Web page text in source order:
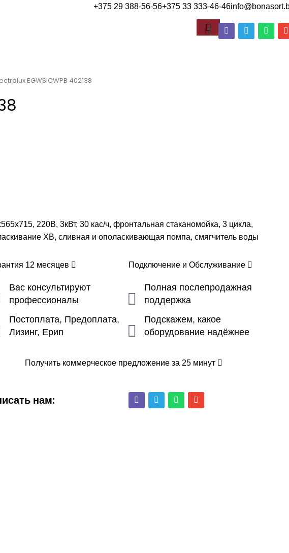
+375 29 388-56-56+375 33 333-46-46
EGWSICWPB 402138
220В, 3кВт, 30 кас/ч, фронтальная стаканомойка, 3 цикла,
ХВ, сливная и ополаскивающая помпа, смягчитель воды
12 месяцев Подключение и Обслуживание
Вас консультируют
профессионалы
Постоплата, Предоплата,
Лизинг, Ерип
Полная послепродажная
поддержка
Подскажем, какое
оборудование надёжнее
Получить коммерческое предложение за 25 минут
нам: